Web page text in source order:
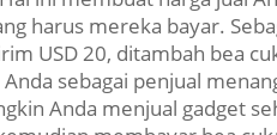
harus mereka bayar.
USD 20, ditambah bea
Anda sebagai penjual
Anda menjual gadget